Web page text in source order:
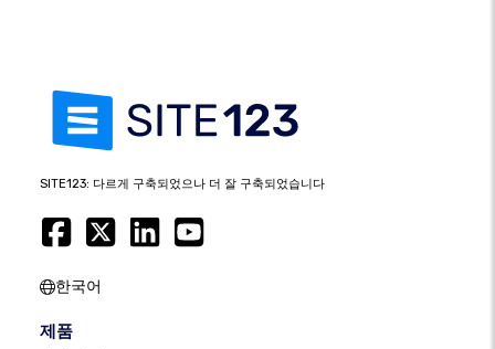
SITE123: 다르게 구축되었으나 더 잘 구축되었습니다
한국어
제품